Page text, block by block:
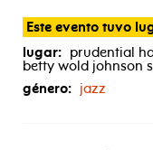
roast of
Este evento tuvo
lugar: prudential
betty wold johnson
género: jazz